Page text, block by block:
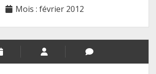
Mois : février 2012